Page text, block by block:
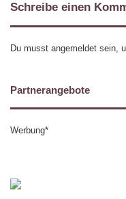
Schreibe einen
Du musst angemeldet sein,
Partnerangebote
Werbung*